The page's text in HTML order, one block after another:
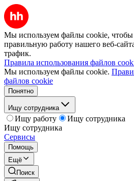
Мы используем файлы cookie, чтобы
правильную работу нашего веб-
трафик.
Правила использования файлов
Мы используем файлы cookie.
файлов cookie
Понятно
Ищу сотрудника
Ищу работу
Ищу сотрудника
Ищу сотрудника
Сервисы
Помощь
Ещё
Поиск